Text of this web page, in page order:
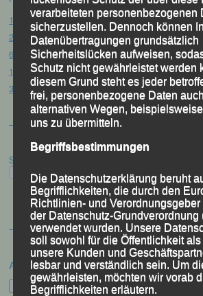
15. Pörndorfer Sommernachtslauf – Pörndorf,
20. Goldener Steig-Lauf – Stozec/Tusset,
61. Bergsportfest – Ortenburg, 26.07.2026
12. Loser Berglauf – Altaussee/Österreich,
32. Sommerbiathlon – Passau, 18.07.2026
Suchen
Archiv
Archiv
verarbeiteten personenbezogenen
sicherzustellen. Dennoch können
Datenübertragungen grundsätzlich
Sicherheitslücken aufweisen,
Schutz nicht gewährleistet werden
diesem Grund steht es jeder
frei, personenbezogene Daten
alternativen Wegen,
uns zu übermitteln.
Begriffsbestimmungen
Die Datenschutzerklärung beruht
Begrifflichkeiten, die durch den
Richtlinien- und
der Datenschutz-Grundverordnung
verwendet wurden. Unsere
soll sowohl für die Öffentlichkeit als
unsere Kunden und
lesbar und verständlich sein. Um
gewährleisten, möchten wir vorab
Begrifflichkeiten erläutern.